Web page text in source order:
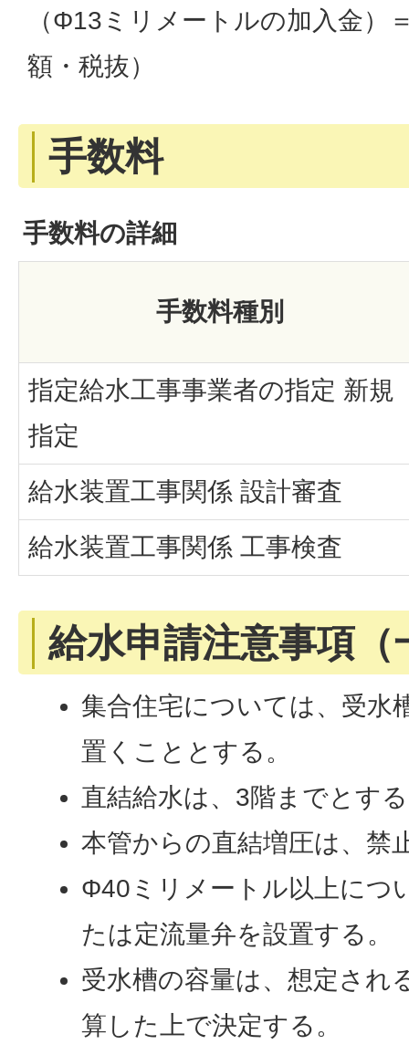
（Φ13ミリメートルの加入金）
額・税抜）
手数料
手数料の詳細
手数料種別
指定給水工事事業者の指定 新規
指定
給水装置工事関係 設計審査
給水装置工事関係 工事検査
給水申請注意事項（
集合住宅については、受水
置くこととする。
直結給水は、3階までとす
本管からの直結増圧は、禁
Φ40ミリメートル以上につ
たは定流量弁を設置する。
受水槽の容量は、想定され
算した上で決定する。